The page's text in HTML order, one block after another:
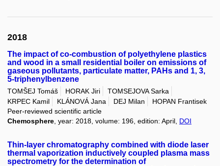
2018
The impact of co-combustion of polyethylene plastics
and wood in a small residential boiler on emissions of
gaseous pollutants, particulate matter, PAHs and 1, 3,
5-triphenylbenzene
TOMŠEJ Tomáš HORAK Jiri
TOMSEJOVA Sarka
KRPEC Kamil
KLÁNOVÁ Jana DEJ Milan
HOPAN Frantisek
Peer-reviewed scientific article
Chemosphere, year: 2018, volume: 196, edition: April, DOI
Thin-layer chromatography combined with diode laser
thermal vaporization inductively coupled plasma mass
spectrometry for the determination of